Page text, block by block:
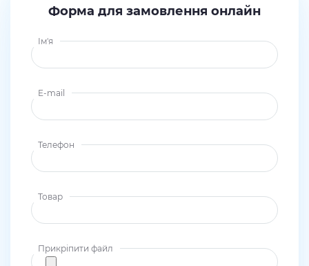
Форма для замовлення онлайн
Ім'я
E-mail
Телефон
Товар
Прикріпити файл